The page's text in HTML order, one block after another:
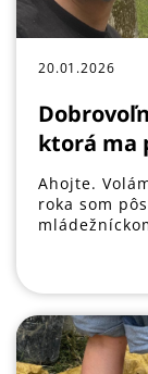
20.01.2026
ktorá ma
Ahojte.
roka som